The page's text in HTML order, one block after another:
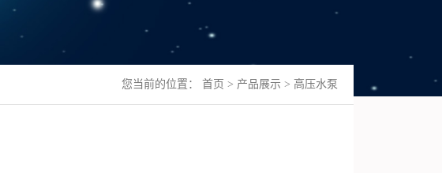
您当前的位置： 首页 > 产品展示 > 高压水泵